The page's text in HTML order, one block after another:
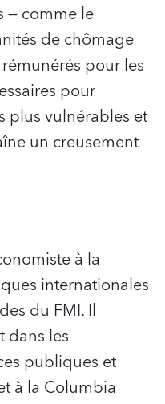
— comme le
de chômage
pour les
pour
plus vulnérables et
un creusement
à la
internationales
du FMI. Il
dans les
publiques et
à la Columbia